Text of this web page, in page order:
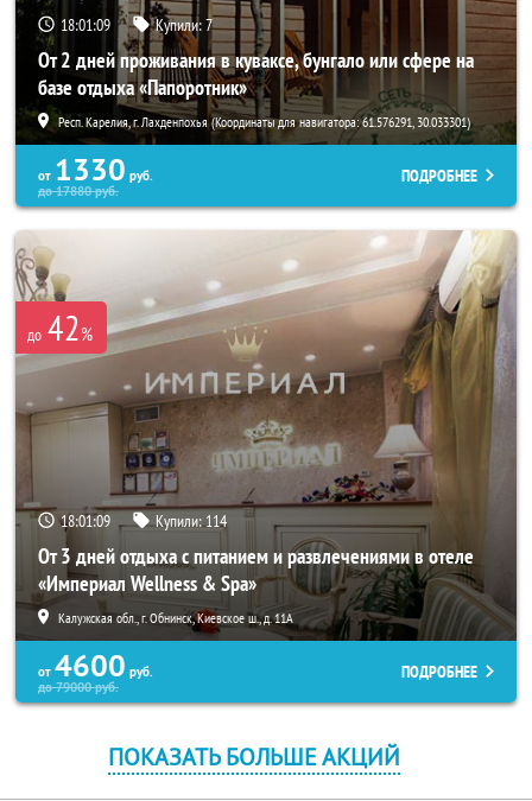
18:01:07 Купили:7
От 2 дней проживания в куваксе, бунгало или сфере на
базе отдыха «Папоротник»
Респ. Карелия, г. Лахденпохья (Координаты для навигатора: 61.576291, 30.033301)
от 1330 руб.
до17880руб.
ПОДРОБНЕЕ
до 42%
18:01:07 Купили:114
От 3 дней отдыха с питанием и развлечениями в отеле
«Империал Wellness & Spa»
Калужская обл., г. Обнинск, Киевское ш., д. 11А
от 4600 руб.
до79000руб.
ПОДРОБНЕЕ
ПОКАЗАТЬ БОЛЬШЕ АКЦИЙ